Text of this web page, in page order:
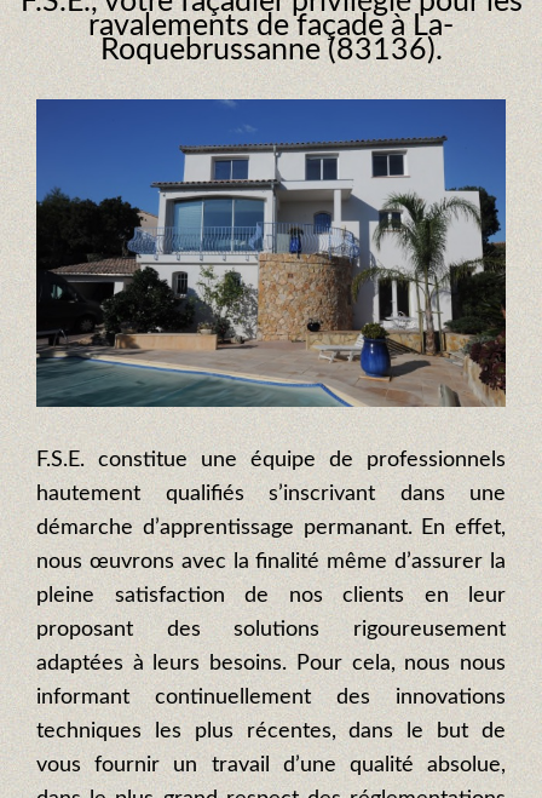
ravalements de façade à La-
Roquebrussanne (83136).
F.S.E. constitue une équipe de professionnels
hautement qualifiés s’inscrivant dans une
démarche d’apprentissage permanant. En effet,
nous œuvrons avec la finalité même d’assurer la
pleine satisfaction de nos clients en leur
proposant des solutions rigoureusement
adaptées à leurs besoins. Pour cela, nous nous
informant continuellement des innovations
techniques les plus récentes, dans le but de
vous fournir un travail d’une qualité absolue,